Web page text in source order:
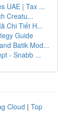
UAE | Tax ...
Creatu...
Chi Tiết H...
Guide
Batik Mod...
- Snabb ...
Cloud | Top